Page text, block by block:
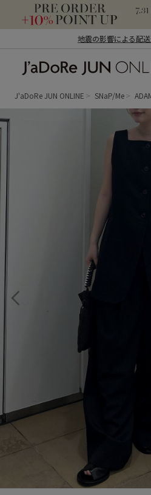
地震の影響による配
ン オンライン）
J'aDoRe JUN ONLINE SNaP/Me